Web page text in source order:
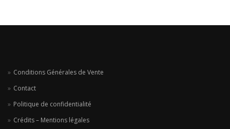
Conditions Générales de Vente
Contact
Politique de confidentialité
Crédits – Mentions légales